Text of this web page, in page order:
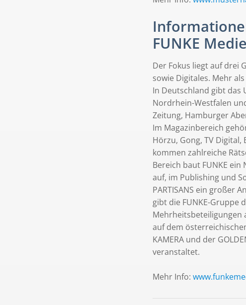
FUNKE
Der Fokus liegt auf drei
sowie Digitales. Mehr
In Deutschland gibt das
Nordrhein-Westfalen
Zeitung, Hamburger
Im Magazinbereich
Hörzu, Gong, TV Digital,
kommen zahlreiche
Bereich baut FUNKE ein
auf, im Publishing und
PARTISANS ein großer
gibt die FUNKE-Gruppe
Mehrheitsbeteiligungen
auf dem
KAMERA und der
veranstaltet.
Mehr Info: